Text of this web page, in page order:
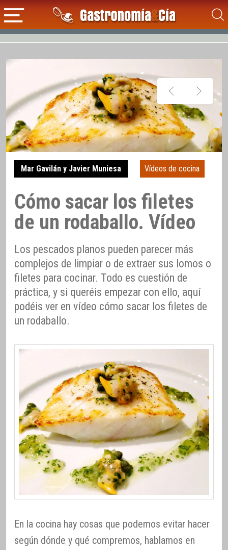
Mar Gavilán y Javier Muniesa Vídeos de cocina
Cómo sacar los filetes
de un rodaballo. Vídeo
Los pescados planos pueden parecer más
complejos de limpiar o de extraer sus lomos o
filetes para cocinar. Todo es cuestión de
práctica, y si queréis empezar con ello, aquí
podéis ver en vídeo cómo sacar los filetes de
un rodaballo.
En la cocina hay cosas que podemos evitar hacer
según dónde y qué compremos, hablamos en